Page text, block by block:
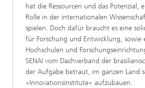
hat die Ressourcen und das Potenzial,
Rolle in der internationalen
spielen. Doch dafür braucht es eine
für Forschung und Entwicklung, sowie
Hochschulen und
SENAI vom Dachverband der
der Aufgabe betraut, im ganzen Land
»Innovationsinstitute« aufzubauen.